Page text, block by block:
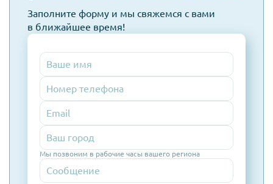
Заполните форму и мы свяжемся с вами
в ближайшее время!
Номер
телефона
Email
Мы позвоним в рабочие часы вашего региона